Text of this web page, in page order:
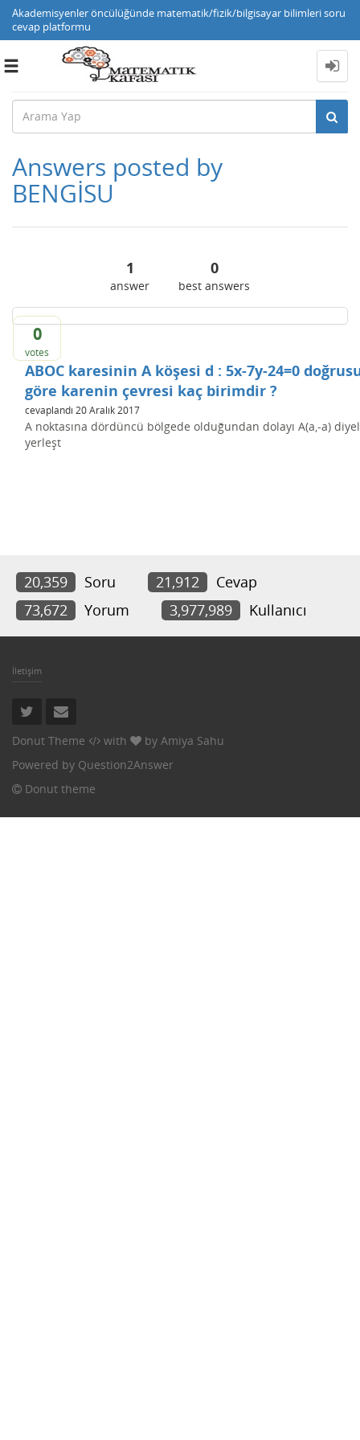
Akademisyenler öncülüğünde matematik/fizik/bilgisayar bilimleri soru
cevap platformu
Toggle
Answers posted by
BENGİSU
1
answer
0
best answers
0
votes
ABOC karesinin A köşesi d : 5x-7y-24=0
göre karenin çevresi kaç birimdir ?
cevaplandı 20 Aralık 2017
A noktasına dördüncü bölgede olduğundan dolayı A(a,-a)
yerleşt
20,359 Soru 21,912
Cevap
73,672
Yorum 3,977,989 Kullanıcı
İletişim
Donut Theme with by Amiya Sahu
Powered by Question2Answer
Donut theme